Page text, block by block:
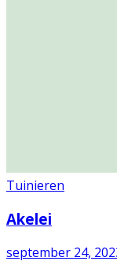
Tuinieren
Akelei
september 24,